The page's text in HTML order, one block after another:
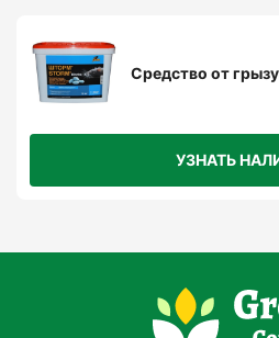
Использовать
минимизации рисков
животных и людей.
контакта с приманкой.
Результаты
использования:
Средство от
УЗНАТЬ